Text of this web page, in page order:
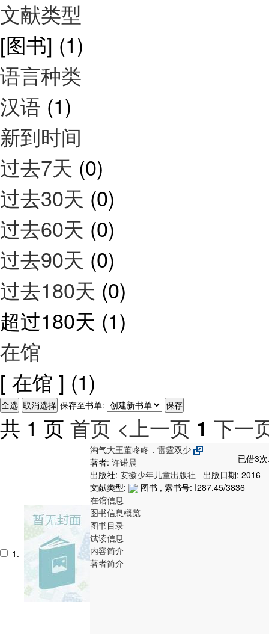
文献类型
[图书] (1)
语言种类
汉语 (1)
新到时间
过去7天 (0)
过去30天 (0)
过去60天 (0)
过去90天 (0)
过去180天 (0)
超过180天 (1)
在馆
[ 在馆 ] (1)
保存至书单:
共 1 页 首页 <上一页 1 下一
1.
淘气大王董咚咚．雷霆双少
已借3
著者: 许诺晨
出版社: 安徽少年儿童出版社
出版日期: 2016
文献类型:
图书 , 索书号: I287.45/3836
在馆信息
图书信息概览
图书目录
试读信息
内容简介
著者简介